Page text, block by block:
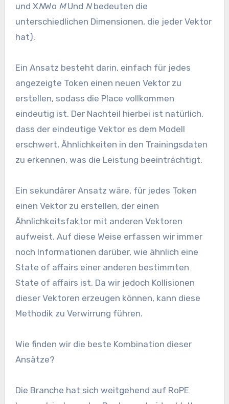
und XNWo MUnd Nbedeuten die
unterschiedlichen Dimensionen, die jeder Vektor
hat).
Ein Ansatz besteht darin, einfach für jedes
angezeigte Token einen neuen Vektor zu
erstellen, sodass die Place vollkommen
eindeutig ist. Der Nachteil hierbei ist natürlich,
dass der eindeutige Vektor es dem Modell
erschwert, Ähnlichkeiten in den Trainingsdaten
zu erkennen, was die Leistung beeinträchtigt.
Ein sekundärer Ansatz wäre, für jedes Token
einen Vektor zu erstellen, der einen
Ähnlichkeitsfaktor mit anderen Vektoren
aufweist. Auf diese Weise erfassen wir immer
noch Informationen darüber, wie ähnlich eine
State of affairs einer anderen bestimmten
State of affairs ist. Da wir jedoch Kollisionen
dieser Vektoren erzeugen können, kann diese
Methodik zu Verwirrung führen.
Wie finden wir die beste Kombination dieser
Ansätze?
Die Branche hat sich weitgehend auf RoPE